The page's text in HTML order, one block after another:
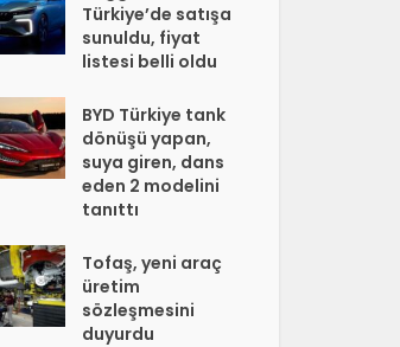
Türkiye’de satışa
sunuldu, fiyat
listesi belli oldu
BYD Türkiye tank
dönüşü yapan,
suya giren, dans
eden 2 modelini
tanıttı
Tofaş, yeni araç
üretim
sözleşmesini
duyurdu